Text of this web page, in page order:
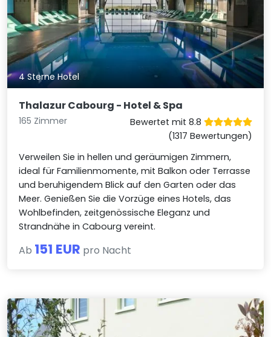
4 Sterne Hotel
Thalazur Cabourg - Hotel & Spa
165 Zimmer
Bewertet mit 8.8
(1317 Bewertungen)
Verweilen Sie in hellen und geräumigen Zimmern,
ideal für Familienmomente, mit Balkon oder Terrasse
und beruhigendem Blick auf den Garten oder das
Meer. Genießen Sie die Vorzüge eines Hotels, das
Wohlbefinden, zeitgenössische Eleganz und
Strandnähe in Cabourg vereint.
Ab 151 EUR pro Nacht